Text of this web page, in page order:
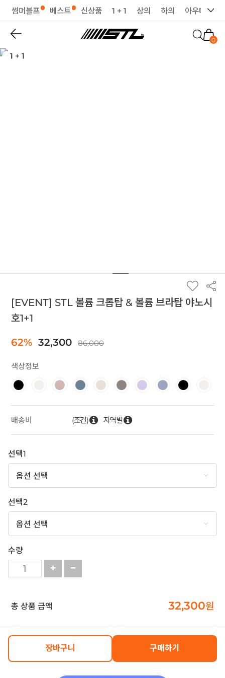
썸머블프 베스트 신상품 1 + 1 상의 하의 아우터
0
[EVENT] STL 볼륨 크롭탑 & 볼륨 브라탑 야노시
호1+1
62% 32,300 86,000
색상정보
배송비 (조건) 지역별
선택1
선택2
수량
총 상품 금액 32,300원
장바구니 구매하기